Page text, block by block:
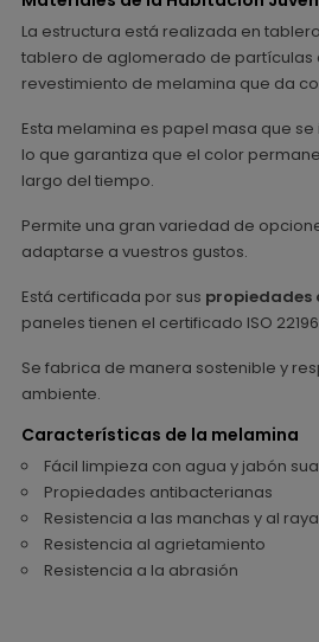
La estructura está realizada en
tablero de aglomerado de partículas
revestimiento de melamina que da
Esta melamina es papel masa que
lo que garantiza que el color
largo del tiempo.
Permite una gran variedad de
adaptarse a vuestros gustos.
Está certificada por sus
paneles tienen el certificado ISO 22196:
Se fabrica de manera sostenible y
ambiente.
Características de la melamina
Fácil limpieza con agua y jabón
Propiedades antibacterianas
Resistencia a las manchas y al
Resistencia al agrietamiento
Resistencia a la abrasión